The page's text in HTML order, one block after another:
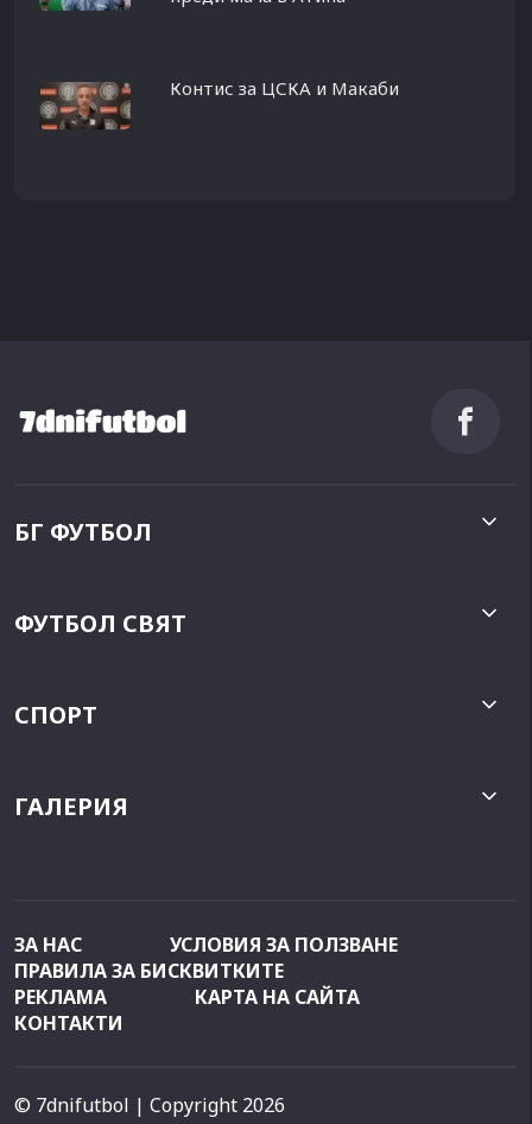
Контис за ЦСКА и Макаби
БГ ФУТБОЛ
ФУТБОЛ СВЯТ
СПОРТ
ГАЛЕРИЯ
ЗА НАС
УСЛОВИЯ ЗА ПОЛЗВАНЕ
ПРАВИЛА ЗА БИСКВИТКИТЕ
РЕКЛАМА
КАРТА НА САЙТА
КОНТАКТИ
© 7dnifutbol | Copyright 2026